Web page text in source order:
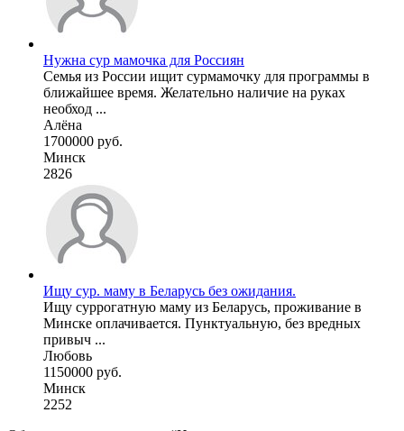
Нужна сур мамочка для Россиян
Семья из России ищит сурмамочку для программы в
ближайшее время. Желательно наличие на руках
необход ...
Алёна
1700000 руб.
Минск
2826
Ищу сур. маму в Беларусь без ожидания.
Ищу суррогатную маму из Беларусь, проживание в
Минске оплачивается. Пунктуальную, без вредных
привыч ...
Любовь
1150000 руб.
Минск
2252